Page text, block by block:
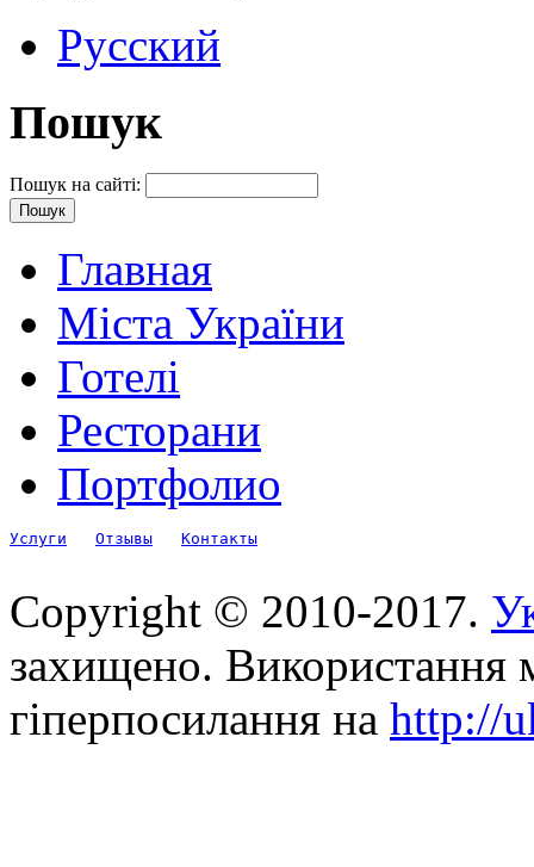
Русский
Пошук
Пошук на сайті:
Главная
Міста України
Готелі
Ресторани
Портфолио
Услуги Отзывы Контакты
Copyright © 2010-2017.
захищено. Використання
гіперпосилання на http://